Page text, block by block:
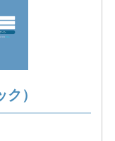
）